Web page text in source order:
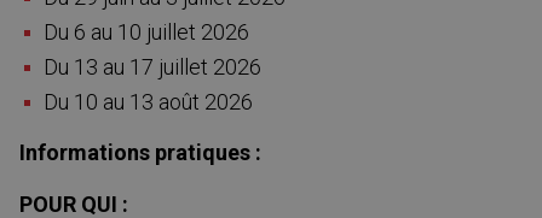
Du 6 au 10 juillet 2026
Du 13 au 17 juillet 2026
Du 10 au 13 août 2026
Informations pratiques :
POUR QUI :